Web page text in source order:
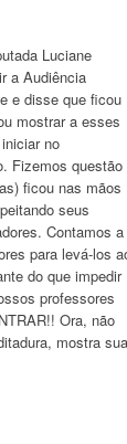
Luciane
a Audiência
e disse que ficou
mostrar a esses
no
Fizemos questão
ficou nas mãos
seus
Contamos a
para levá-los
do que impedir
professores
Ora, não
mostra sua